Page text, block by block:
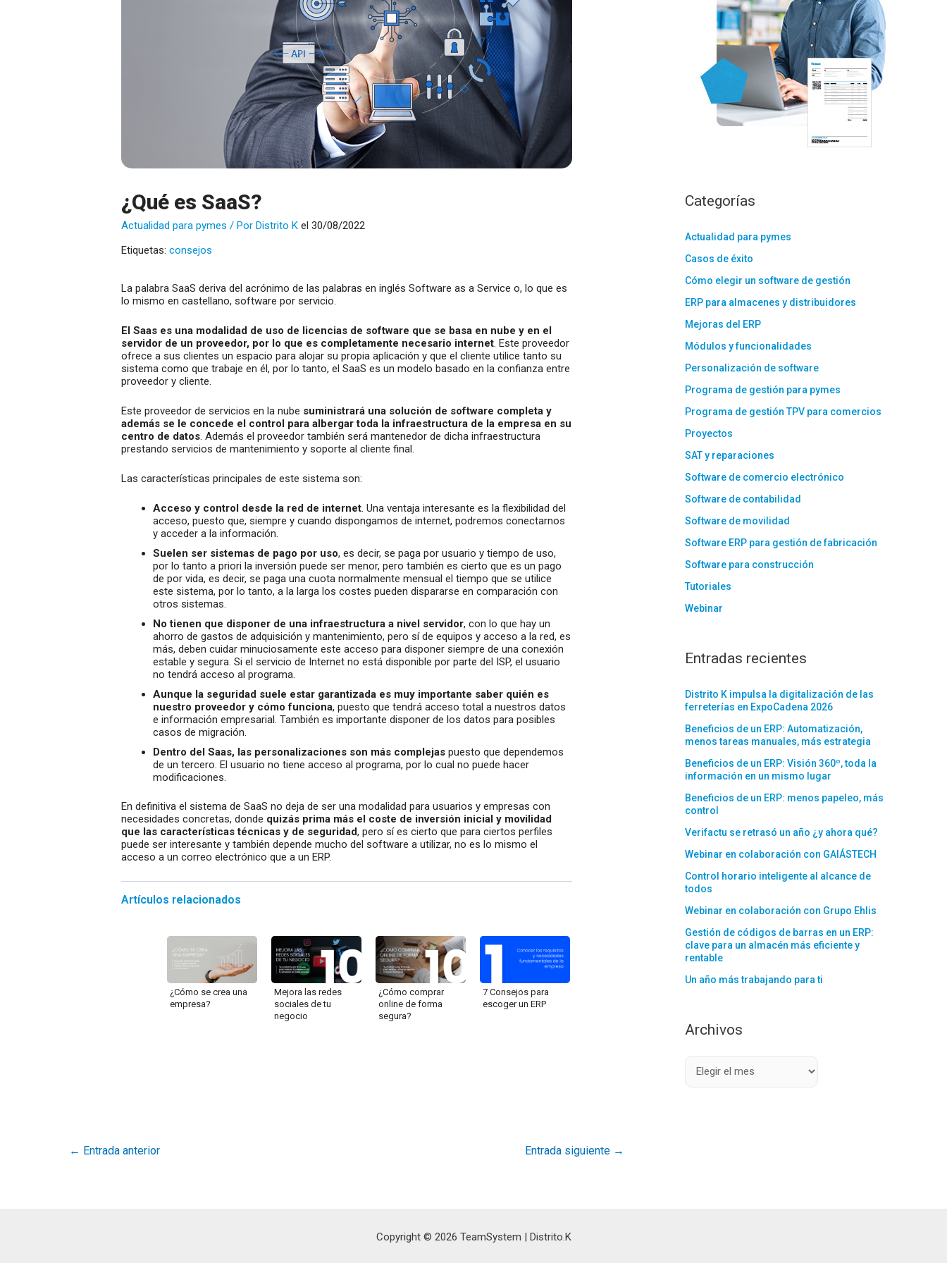
¿Qué es SaaS?
Actualidad para pymes / PorDistrito K el 30/08/2022
Etiquetas:consejos
La palabra SaaS deriva del acrónimo de las palabras en inglés Software as a Service o, lo que es
lo mismo en castellano, software por servicio.
El Saas es una modalidad de uso de licencias de software que se basa en nube y en el
servidor de un proveedor, por lo que es completamente necesario internet. Este proveedor
ofrece a sus clientes un espacio para alojar su propia aplicación y que el cliente utilice tanto su
sistema como que trabaje en él, por lo tanto, el SaaS es un modelo basado en la confianza entre
proveedor y cliente.
Este proveedor de servicios en la nube suministrará una solución de software completa y
además se le concede el control para albergar toda la infraestructura de la empresa en su
centro de datos. Además el proveedor también será mantenedor de dicha infraestructura
prestando servicios de mantenimiento y soporte al cliente final.
Las características principales de este sistema son:
Acceso y control desde la red de internet. Una ventaja interesante es la flexibilidad del
acceso, puesto que, siempre y cuando dispongamos de internet, podremos conectarnos
y acceder a la información.
Suelen ser sistemas de pago por uso, es decir, se paga por usuario y tiempo de uso,
por lo tanto a priori la inversión puede ser menor, pero también es cierto que es un pago
de por vida, es decir, se paga una cuota normalmente mensual el tiempo que se utilice
este sistema, por lo tanto, a la larga los costes pueden dispararse en comparación con
otros sistemas.
No tienen que disponer de una infraestructura a nivel servidor, con lo que hay un
ahorro de gastos de adquisición y mantenimiento, pero sí de equipos y acceso a la red, es
más, deben cuidar minuciosamente este acceso para disponer siempre de una conexión
estable y segura. Si el servicio de Internet no está disponible por parte del ISP, el usuario
no tendrá acceso al programa.
Aunque la seguridad suele estar garantizada es muy importante saber quién es
nuestro proveedor y cómo funciona, puesto que tendrá acceso total a nuestros datos
e información empresarial. También es importante disponer de los datos para posibles
casos de migración.
Dentro del Saas, las personalizaciones son más complejas puesto que dependemos
de un tercero. El usuario no tiene acceso al programa, por lo cual no puede hacer
modificaciones.
En definitiva el sistema de SaaS no deja de ser una modalidad para usuarios y empresas con
necesidades concretas, donde quizás prima más el coste de inversión inicial y movilidad
que las características técnicas y de seguridad, pero sí es cierto que para ciertos perfiles
puede ser interesante y también depende mucho del software a utilizar, no es lo mismo el
acceso a un correo electrónico que a un ERP.
Artículos relacionados
¿Cómo se crea una
empresa?
Mejora las redes
sociales de tu
negocio
¿Cómo comprar
online de forma
segura?
7 Consejos para
escoger un ERP
← Entrada anterior Entrada siguiente →
Categorías
Actualidad para pymes
Casos de éxito
Cómo elegir un software de gestión
ERP para almacenes y distribuidores
Mejoras del ERP
Módulos y funcionalidades
Personalización de software
Programa de gestión para pymes
Programa de gestión TPV para comercios
Proyectos
SAT y reparaciones
Software de comercio electrónico
Software de contabilidad
Software de movilidad
Software ERP para gestión de fabricación
Software para construcción
Tutoriales
Webinar
Entradas recientes
Distrito K impulsa la digitalización de las
ferreterías en ExpoCadena 2026
Beneficios de un ERP: Automatización,
menos tareas manuales, más estrategia
Beneficios de un ERP: Visión 360º, toda la
información en un mismo lugar
Beneficios de un ERP: menos papeleo, más
control
Verifactu se retrasó un año ¿y ahora qué?
Webinar en colaboración con GAIÁSTECH
Control horario inteligente al alcance de
todos
Webinar en colaboración con Grupo Ehlis
Gestión de códigos de barras en un ERP:
clave para un almacén más eficiente y
rentable
Un año más trabajando para ti
Archivos
Copyright © 2026 TeamSystem | Distrito.K